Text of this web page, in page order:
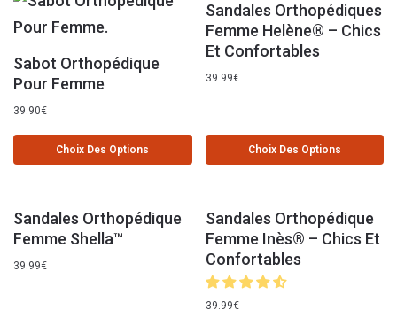
Sabot Orthopédique
Pour Femme
39.90€
Choix Des Options
Sandales Orthopédiques
Femme Helène® – Chics
Et Confortables
39.99€
Choix Des Options
Sandales Orthopédique
Femme Shella™
39.99€
Sandales Orthopédique
Femme Inès® – Chics Et
Confortables
39.99€